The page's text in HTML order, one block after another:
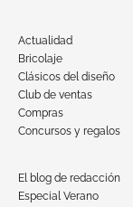
Actualidad
Bricolaje
Clásicos del diseño
Club de ventas
Compras
Concursos y regalos
El blog de redacción
Especial Verano